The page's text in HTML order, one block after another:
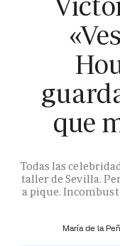
que
Todas las
taller de Sevilla.
a pique.
María de la